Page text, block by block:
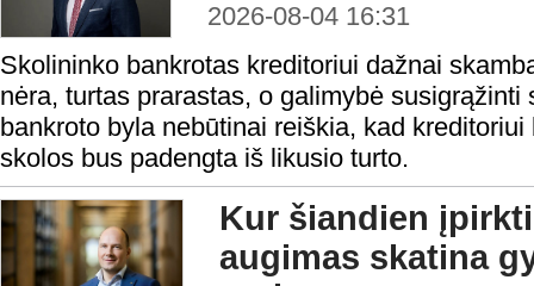
2026-08-04 16:31
Skolininko bankrotas kreditoriui dažnai
nėra, turtas prarastas, o galimybė susigrąžinti
bankroto byla nebūtinai reiškia, kad
skolos bus padengta iš likusio turto.
Kur šiandien
augimas skatina